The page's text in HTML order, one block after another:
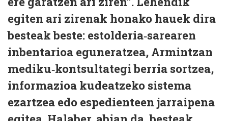
egiten ari zirenak honako hauek dira
besteak beste: estolderia‑sarearen
inbentarioa eguneratzea, Armintzan
mediku‑kontsultategi berria sortzea,
informazioa kudeatzeko sistema
ezartzea edo espedienteen jarraipena